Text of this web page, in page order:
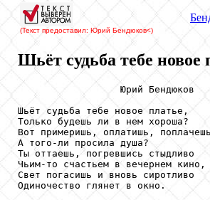
(Текст предоставил: Юрий Бендюков<)
Шьёт судьба тебе новое
                  Юрий Бендюков
Шьёт судьба тебе новое платье,
Только будешь ли в нем хороша?
Вот примеришь, оплатишь,
А того-ли просила душа?
Ты оттаешь, погревшись стыдливо
Чьим-то счастьем в вечернем кино,
Свет погасишь и вновь сиротливо
Одиночество глянет в окно.